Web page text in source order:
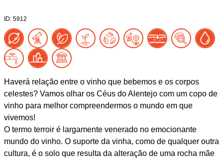
ID: 5912
Haverá relação entre o vinho que bebemos e os corpos
celestes? Vamos olhar os Céus do Alentejo com um copo de
vinho para melhor compreendermos o mundo em que
vivemos!
O termo terroir é largamente venerado no emocionante
mundo do vinho. O suporte da vinha, como de qualquer outra
cultura, é o solo que resulta da alteração de uma rocha mãe